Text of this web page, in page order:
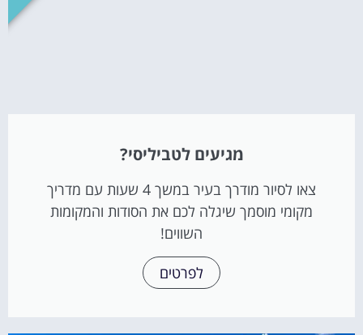
מגיעים לטביליסי?
צאו לסיור מודרך בעיר במשך 4 שעות עם מדריך
מקומי מוסמך שיגלה לכם את הסודות והמקומות
השווים!
לפרטים